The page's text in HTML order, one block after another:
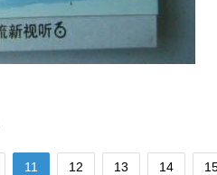
11 12 13 14